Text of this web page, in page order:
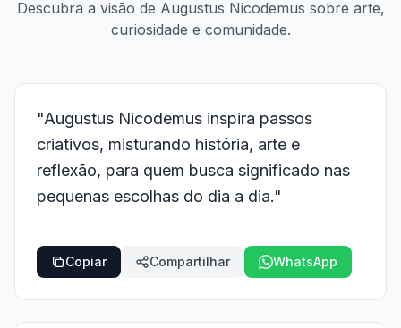
Descubra a visão de Augustus Nicodemus sobre arte,
curiosidade e comunidade.
"Augustus Nicodemus inspira passos
criativos, misturando história, arte e
reflexão, para quem busca significado nas
pequenas escolhas do dia a dia."
Copiar Compartilhar WhatsApp